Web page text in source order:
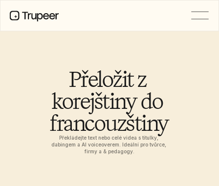
Přeložit z
korejštiny do
francouzštiny
Překládejte text nebo celé videa s titulky,
dabingem a AI voiceoverem. Ideální pro tvůrce,
firmy a & pedagogy.
Shared Pages
AI Screen Recording